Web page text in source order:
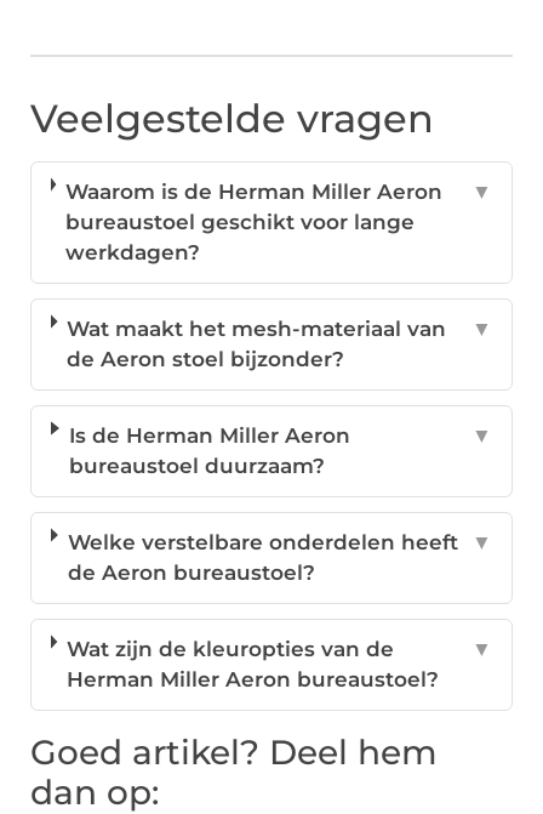
Veelgestelde vragen
Waarom is de Herman Miller Aeron
bureaustoel geschikt voor lange
werkdagen?
▼
Wat maakt het mesh-materiaal van
de Aeron stoel bijzonder?
▼
Is de Herman Miller Aeron
bureaustoel duurzaam?
▼
Welke verstelbare onderdelen heeft
de Aeron bureaustoel?
▼
Wat zijn de kleuropties van de
Herman Miller Aeron bureaustoel?
▼
Goed artikel? Deel hem
dan op: